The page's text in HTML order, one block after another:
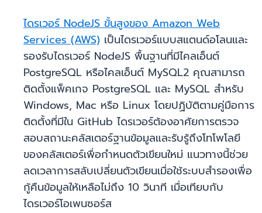
ไดรเวอร์ NodeJS ขั้นสูงของ Amazon Web
Services (AWS) เป็นไดรเวอร์แบบสแตนด์อโลนและ
รองรับไดรเวอร์ NodeJS พื้นฐานที่มีไคลเอ็นต์
PostgreSQL หรือไคลเอ็นต์ MySQL2 คุณสามารถ
ติดตั้งแพ็คเกจ PostgreSQL และ MySQL สำหรับ
Windows, Mac หรือ Linux โดยปฏิบัติตามคู่มือการ
ติดตั้งที่มีใน GitHub ไดรเวอร์ต้องอาศัยการตรวจ
สอบสถานะคลัสเตอร์ฐานข้อมูลและรับรู้ถึงโทโพโลยี
ของคลัสเตอร์เพื่อกำหนดตัวเขียนใหม่ แนวทางนี้ช่วย
ลดเวลาการสลับเปลี่ยนตัวเขียนเมื่อใช้ระบบสำรองเพื่อ
กู้คืนข้อมูลให้เหลือไม่ถึง 10 วินาที เมื่อเทียบกับ
ไดรเวอร์โอเพนซอร์ส